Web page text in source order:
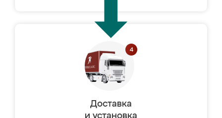
Доставка
и установка